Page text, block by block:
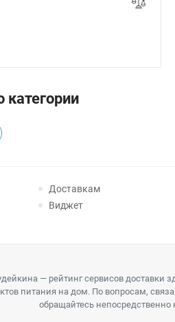
категории
Доставкам
Виджет
— рейтинг сервисов доставки
питания на дом. По вопросам,
обращайтесь непосредственно